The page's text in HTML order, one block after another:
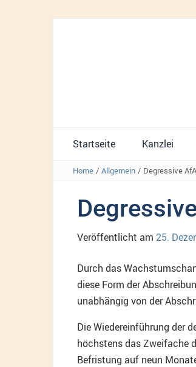
Startseite Kanzlei
Home / Allgemein / Degressive
Veröffentlicht am 25.
Durch das
diese Form der
unabhängig von der
Die Wiedereinführung der
höchstens das Zweifache
Befristung auf neun